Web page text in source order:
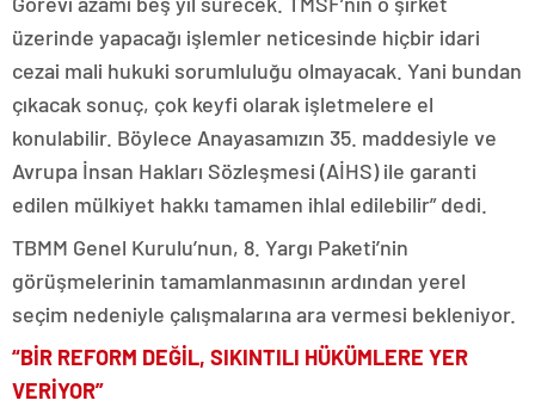
üzerinde yapacağı işlemler neticesinde hiçbir idari
cezai mali hukuki sorumluluğu olmayacak. Yani bundan
çıkacak sonuç, çok keyfi olarak işletmelere el
konulabilir. Böylece Anayasamızın 35. maddesiyle ve
Avrupa İnsan Hakları Sözleşmesi (AİHS) ile garanti
edilen mülkiyet hakkı tamamen ihlal edilebilir” dedi.
TBMM Genel Kurulu’nun, 8. Yargı Paketi’nin
görüşmelerinin tamamlanmasının ardından yerel
seçim nedeniyle çalışmalarına ara vermesi bekleniyor.
“BİR REFORM DEĞİL, SIKINTILI HÜKÜMLERE YER
VERİYOR”